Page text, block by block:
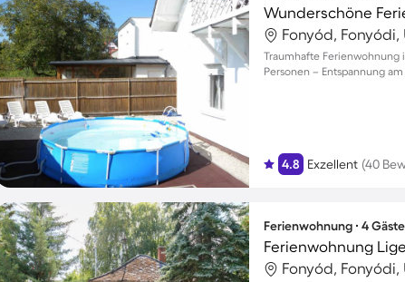
Fonyód, Fonyódi,
Traumhafte Ferienwohnung
Personen – Entspannung
4.8 Exzellent (40
Ferienwohnung ∙ 4
Ferienwohnung
Fonyód, Fonyódi,